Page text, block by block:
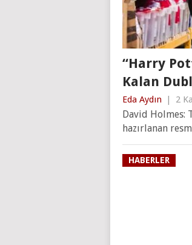
“Harry
Kalan
Eda Aydın | 2
David Holmes:
hazırlanan
HABERLER